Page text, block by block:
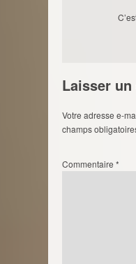
Laisser
Votre adresse e-
champs
Commentaire *